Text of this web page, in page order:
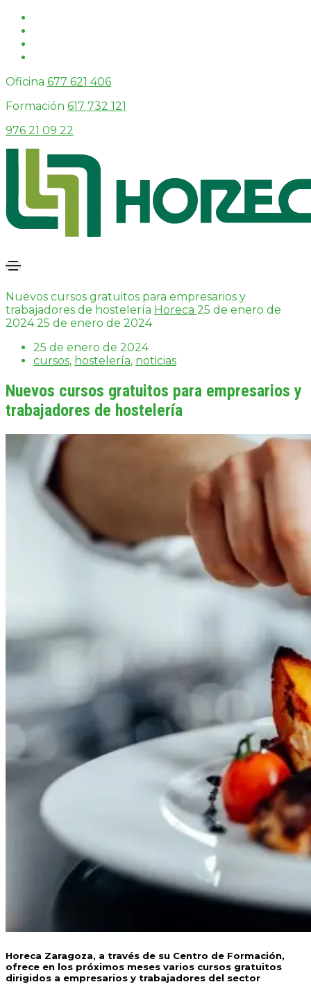
Oficina 677 621 406
Formación 617 732 121
976 21 09 22
Nuevos cursos gratuitos para empresarios y
trabajadores de hostelería Horeca 25 de enero de
202425 de enero de 2024
25 de enero de 2024
cursos, hostelería, noticias
Nuevos cursos gratuitos para empresarios y
trabajadores de hostelería
Horeca Zaragoza, a través de su Centro de Formación,
ofrece en los próximos meses varios cursos gratuitos
dirigidos a empresarios y trabajadores del sector